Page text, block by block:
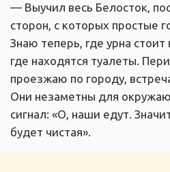
— Выучил весь Белосток,
сторон, с которых простые
Знаю теперь, где урна
где находятся туалеты.
проезжаю по городу,
Они незаметны для
сигнал: «О, наши едут.
будет чистая».